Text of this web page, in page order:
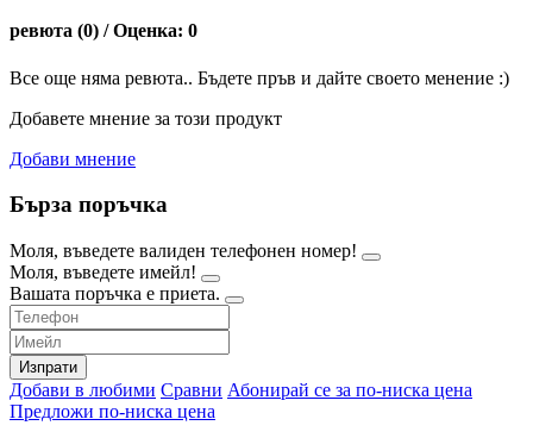
ревюта (0) / Оценка: 0
Все още няма ревюта.. Бъдете пръв и дайте своето менение :)
Добавете мнение за този продукт
Добави мнение
Бърза поръчка
Моля, въведете валиден телефонен номер!
Моля, въведете имейл!
Вашата поръчка е приета.
Изпрати
Добави в любими Сравни Абонирай се за по-ниска цена
Предложи по-ниска цена